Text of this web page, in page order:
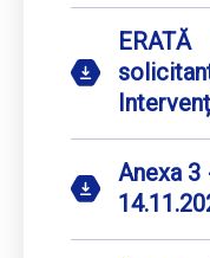
Anexa 3